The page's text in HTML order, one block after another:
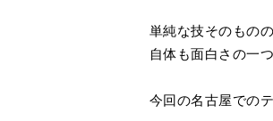
単純な技そのもの
自体も面白さの一
今回の名古屋での